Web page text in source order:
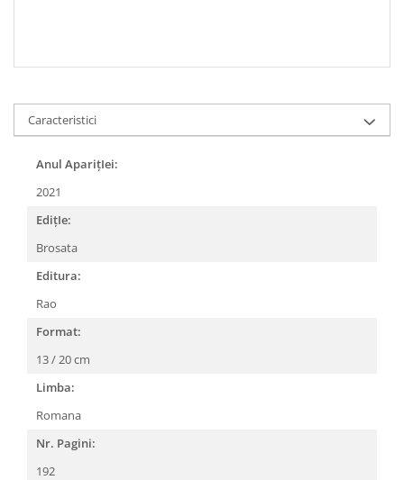
Caracteristici
Anul AparițIei:
2021
EdițIe:
Brosata
Editura:
Rao
Format:
13 / 20 cm
Limba:
Romana
Nr. Pagini:
192